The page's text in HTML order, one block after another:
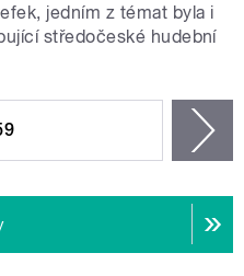
jedním z témat byla i
středočeské hudební